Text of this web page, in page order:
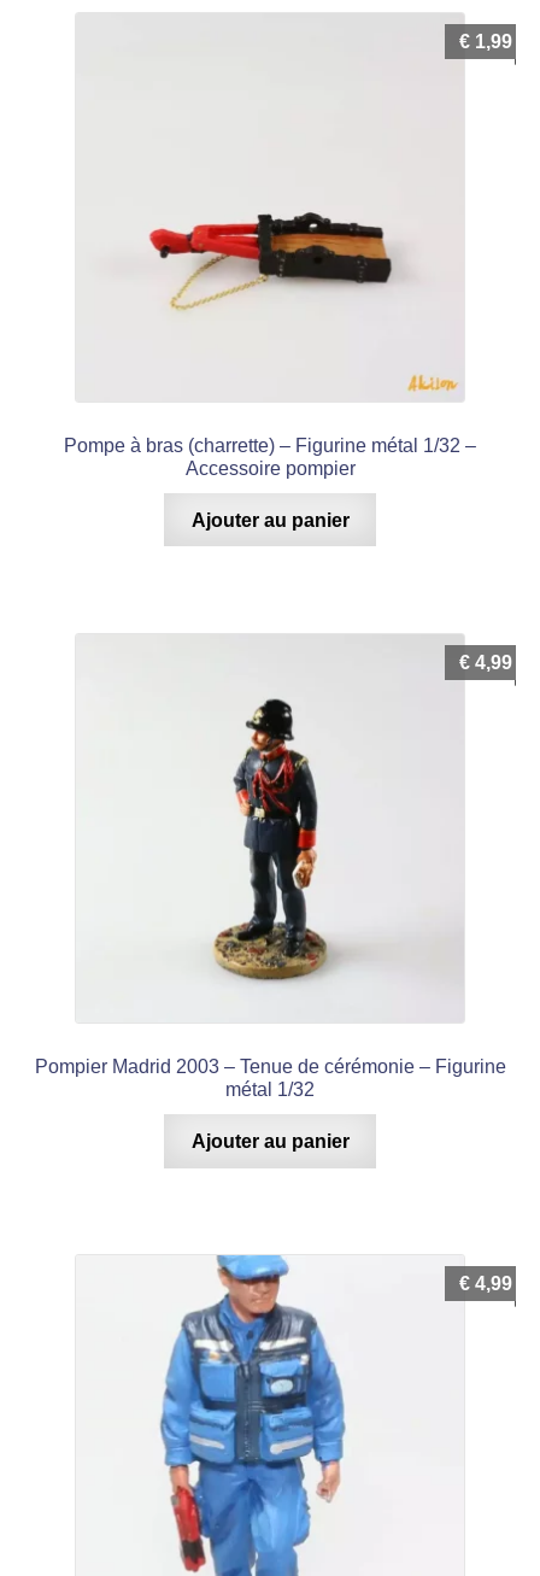
Pompe à bras (charrette) – Figurine métal 1/32 –
Accessoire pompier
€ 1,99
Ajouter au panier
Pompier Madrid 2003 – Tenue de cérémonie – Figurine
métal 1/32
€ 4,99
Ajouter au panier
€ 4,99